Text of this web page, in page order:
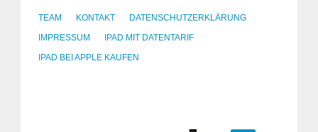
TEAM KONTAKT
DATENSCHUTZERKLÄRUNG
IMPRESSUM
IPAD MIT DATENTARIF
IPAD BEI APPLE KAUFEN